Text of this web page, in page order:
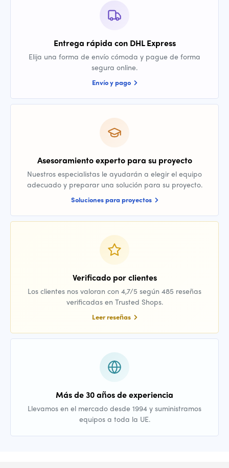
Entrega rápida con DHL Express
Elija una forma de envío cómoda y pague de forma
segura online.
Envío y pago
Asesoramiento experto para su proyecto
Nuestros especialistas le ayudarán a elegir el equipo
adecuado y preparar una solución para su proyecto.
Soluciones para proyectos
Verificado por clientes
Los clientes nos valoran con 4,7/5 según 485 reseñas
verificadas en Trusted Shops.
Leer reseñas
Más de 30 años de experiencia
Llevamos en el mercado desde 1994 y suministramos
equipos a toda la UE.